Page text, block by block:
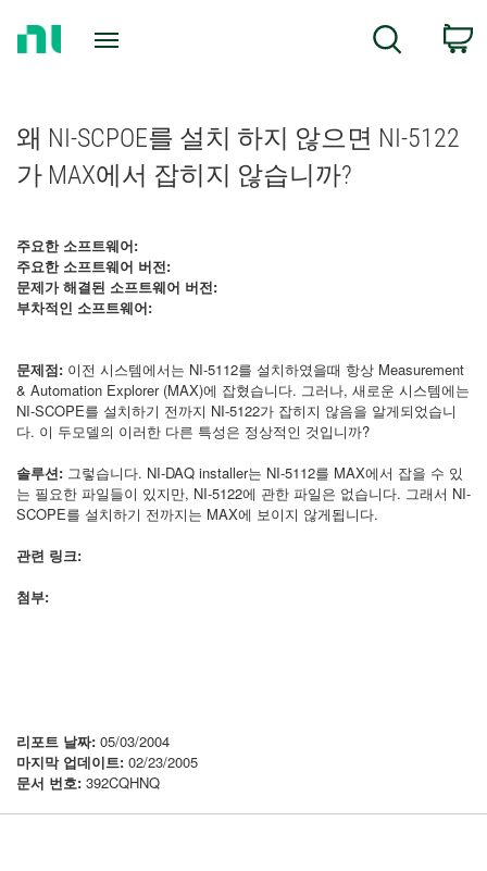
Search
왜 NI-SCPOE를 설치 하지 않으면 NI-5122
가 MAX에서 잡히지 않습니까?
주요한 소프트웨어:
주요한 소프트웨어 버전:
문제가 해결된 소프트웨어 버전:
부차적인 소프트웨어:
문제점: 이전 시스템에서는 NI-5112를 설치하였을때 항상 Measurement
& Automation Explorer (MAX)에 잡혔습니다. 그러나, 새로운 시스템에는
NI-SCOPE를 설치하기 전까지 NI-5122가 잡히지 않음을 알게되었습니
다. 이 두모델의 이러한 다른 특성은 정상적인 것입니까?
솔루션: 그렇습니다. NI-DAQ installer는 NI-5112를 MAX에서 잡을 수 있
는 필요한 파일들이 있지만, NI-5122에 관한 파일은 없습니다. 그래서 NI-
SCOPE를 설치하기 전까지는 MAX에 보이지 않게됩니다.
관련 링크:
첨부:
리포트 날짜: 05/03/2004
마지막 업데이트: 02/23/2005
문서 번호: 392CQHNQ